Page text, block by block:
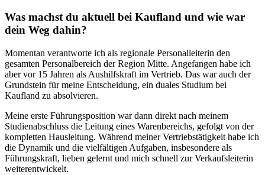
Was machst du aktuell bei Kaufland und wie war
dein Weg dahin?
Momentan verantworte ich als regionale Personalleiterin den
gesamten Personalbereich der Region Mitte. Angefangen habe ich
aber vor 15 Jahren als Aushilfskraft im Vertrieb. Das war auch der
Grundstein für meine Entscheidung, ein duales Studium bei
Kaufland zu absolvieren.
Meine erste Führungsposition war dann direkt nach meinem
Studienabschluss die Leitung eines Warenbereichs, gefolgt von der
kompletten Hausleitung. Während meiner Vertriebstätigkeit habe ich
die Dynamik und die vielfältigen Aufgaben, insbesondere als
Führungskraft, lieben gelernt und mich schnell zur Verkaufsleiterin
weiterentwickelt.